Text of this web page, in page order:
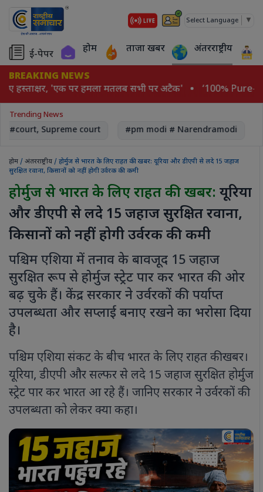
Select Language ▼
ई-पेपर होम ताजा खबर अंतरराष्ट्रीय
BREAKING NEWS
हस्ताक्षर, 'एक पर हमला मतलब सभी पर अटैक'
‘100% Pure-
Trending News
#court, Supreme court #pm modi # Narendramodi
होम / अंतरराष्ट्रीय / होर्मुज से भारत के लिए राहत की खबर: यूरिया और डीएपी से लदे 15 जहाज
सुरक्षित रवाना, किसानों को नहीं होगी उर्वरक की कमी
होर्मुज से भारत के लिए राहत की खबर: यूरिया
और डीएपी से लदे 15 जहाज सुरक्षित रवाना,
किसानों को नहीं होगी उर्वरक की कमी
पश्चिम एशिया में तनाव के बावजूद 15 जहाज
सुरक्षित रूप से होर्मुज स्ट्रेट पार कर भारत की ओर
बढ़ चुके हैं। केंद्र सरकार ने उर्वरकों की पर्याप्त
उपलब्धता और सप्लाई बनाए रखने का भरोसा दिया
है।
पश्चिम एशिया संकट के बीच भारत के लिए राहत की खबर।
यूरिया, डीएपी और सल्फर से लदे 15 जहाज सुरक्षित होर्मुज
स्ट्रेट पार कर भारत आ रहे हैं। जानिए सरकार ने उर्वरकों की
उपलब्धता को लेकर क्या कहा।